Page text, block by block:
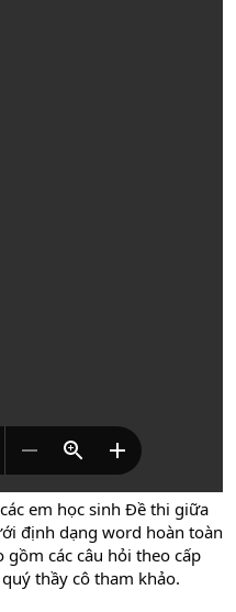
em học sinh Đề thi giữa
định dạng word hoàn toàn
gồm các câu hỏi theo cấp
thầy cô tham khảo.